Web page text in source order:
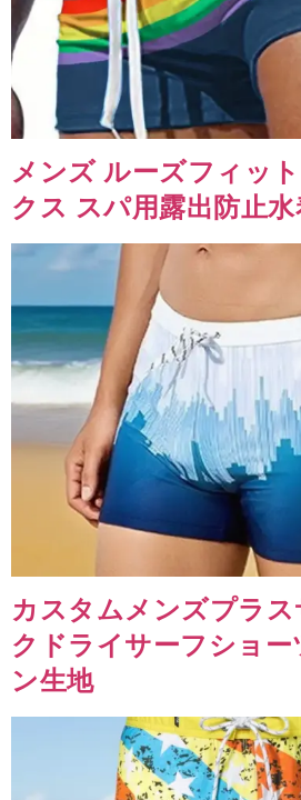
メンズ ルーズフィッ
クス スパ用露出防止
カスタムメンズプラ
クドライサーフショー
ン生地